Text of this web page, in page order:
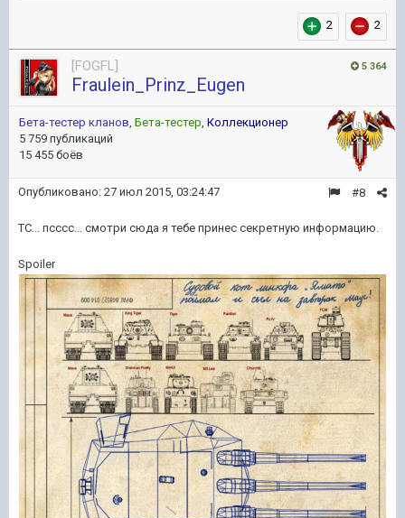
2 2
5 364
[FOGFL]
Fraulein_Prinz_Eugen
Бета-тестер кланов, Бета-тестер, Коллекционер
5 759 публикаций
15 455 боёв
#8
Опубликовано: 27 июл 2015, 03:24:47
ТС... псссс... смотри сюда я тебе принес секретную информацию.
Spoiler